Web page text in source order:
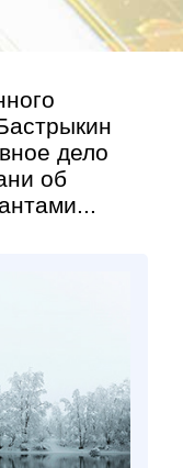
дело
об